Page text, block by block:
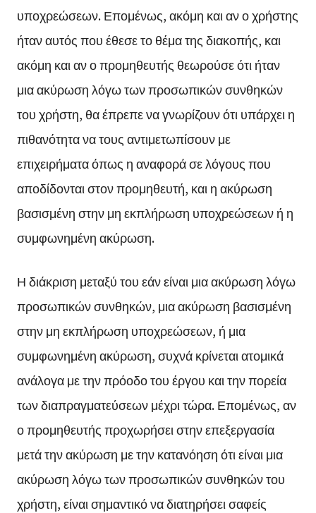
υποχρεώσεων. Επομένως, ακόμη και αν ο χρήστης
ήταν αυτός που έθεσε το θέμα της διακοπής, και
ακόμη και αν ο προμηθευτής θεωρούσε ότι ήταν
μια ακύρωση λόγω των προσωπικών συνθηκών
του χρήστη, θα έπρεπε να γνωρίζουν ότι υπάρχει η
πιθανότητα να τους αντιμετωπίσουν με
επιχειρήματα όπως η αναφορά σε λόγους που
αποδίδονται στον προμηθευτή, και η ακύρωση
βασισμένη στην μη εκπλήρωση υποχρεώσεων ή η
συμφωνημένη ακύρωση.
Η διάκριση μεταξύ του εάν είναι μια ακύρωση λόγω
προσωπικών συνθηκών, μια ακύρωση βασισμένη
στην μη εκπλήρωση υποχρεώσεων, ή μια
συμφωνημένη ακύρωση, συχνά κρίνεται ατομικά
ανάλογα με την πρόοδο του έργου και την πορεία
των διαπραγματεύσεων μέχρι τώρα. Επομένως, αν
ο προμηθευτής προχωρήσει στην επεξεργασία
μετά την ακύρωση με την κατανόηση ότι είναι μια
ακύρωση λόγω των προσωπικών συνθηκών του
χρήστη, είναι σημαντικό να διατηρήσει σαφείς